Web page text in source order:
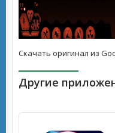
Скачать оригинал из
Другие